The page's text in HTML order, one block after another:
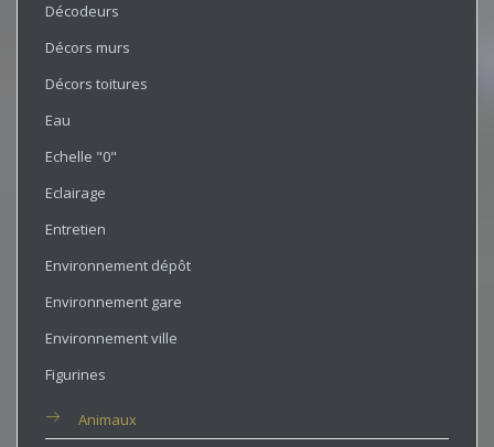
Décodeurs
Décors murs
Décors toitures
Eau
Echelle "0"
Eclairage
Entretien
Environnement dépôt
Environnement gare
Environnement ville
Figurines
Animaux